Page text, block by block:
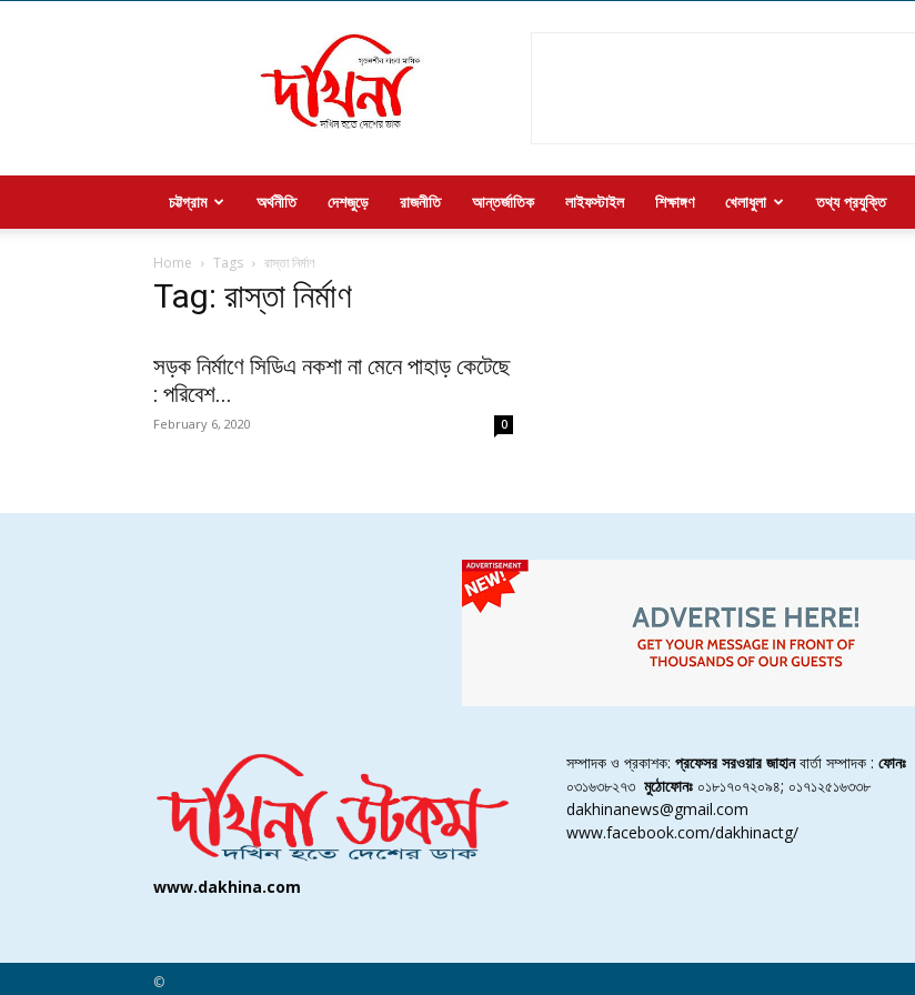
Welcome
to
dakhina
চট্টগ্রাম অর্থনীতি দেশজুড়ে রাজনীতি আন্তর্জাতিক লাইফস্টাইল শিক্ষাঙ্গণ খেলাধুলা তথ্য প্রযুক্তি
Home Tags রাস্তা নির্মাণ
Tag: রাস্তা নির্মাণ
সড়ক নির্মাণে সিডিএ নকশা না মেনে পাহাড় কেটেছে
: পরিবেশ...
February 6, 2020 0
www.dakhina.com
সম্পাদক ও প্রকাশক: প্রফেসর সরওয়ার জাহানবার্তা সম্পাদক : ফোনঃ
০৩১৬৩৮২৭৩ মুঠোফোনঃ ০১৮১৭০৭২০৯৪; ০১৭১২৫১৬৩৩৮
dakhinanews@gmail.com
www.facebook.com/dakhinactg/
©